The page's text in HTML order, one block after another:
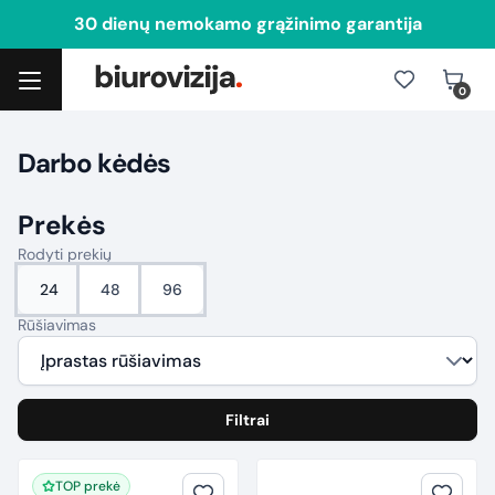
30 dienų nemokamo grąžinimo garantija
0
Darbo kėdės
Prekės
Rodyti prekių
24
48
96
Rūšiavimas
Filtrai
TOP prekė